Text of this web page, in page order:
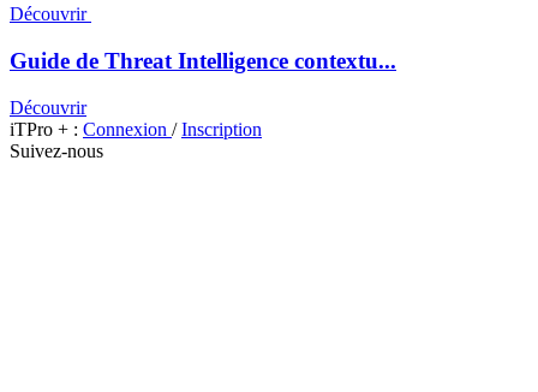
Découvrir
Guide de Threat Intelligence contextu...
Découvrir
iTPro + : Connexion /Inscription
Suivez-nous